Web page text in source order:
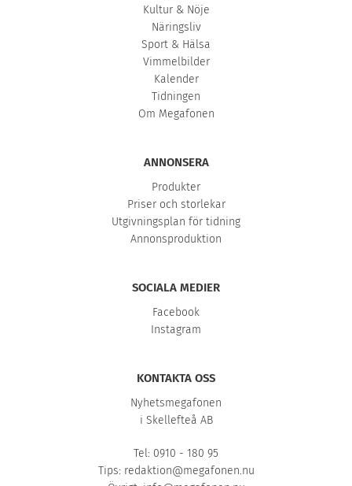
Kultur & Nöje
Näringsliv
Sport & Hälsa
Vimmelbilder
Kalender
Tidningen
Om Megafonen
ANNONSERA
Produkter
Priser och storlekar
Utgivningsplan för tidning
Annonsproduktion
SOCIALA MEDIER
Facebook
Instagram
KONTAKTA OSS
Nyhetsmegafonen
i Skellefteå AB
Tel: 0910 - 180 95
Tips: redaktion@megafonen.nu